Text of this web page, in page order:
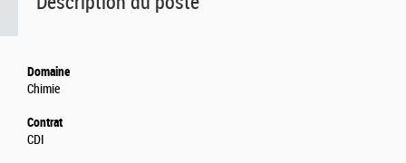
Domaine
Chimie
Contrat
CDI